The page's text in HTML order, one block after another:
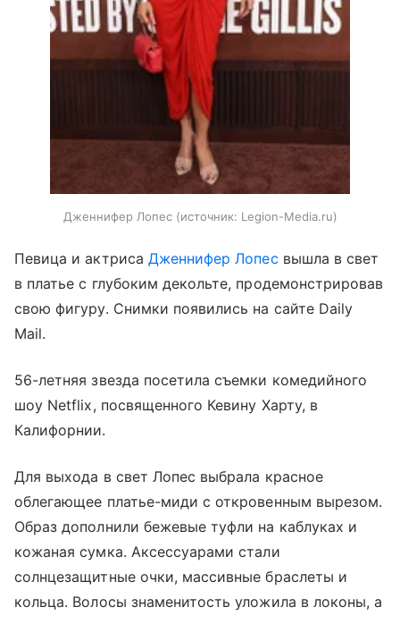
Дженнифер Лопес источник: Legion-Media.ru
Певица и актриса Дженнифер Лопес вышла в свет
в платье с глубоким декольте, продемонстрировав
свою фигуру. Снимки появились на сайте Daily
Mail.
56-летняя звезда посетила съемки комедийного
шоу Netflix, посвященного Кевину Харту, в
Калифорнии.
Для выхода в свет Лопес выбрала красное
облегающее платье-миди с откровенным вырезом.
Образ дополнили бежевые туфли на каблуках и
кожаная сумка. Аксессуарами стали
солнцезащитные очки, массивные браслеты и
кольца. Волосы знаменитость уложила в локоны, а